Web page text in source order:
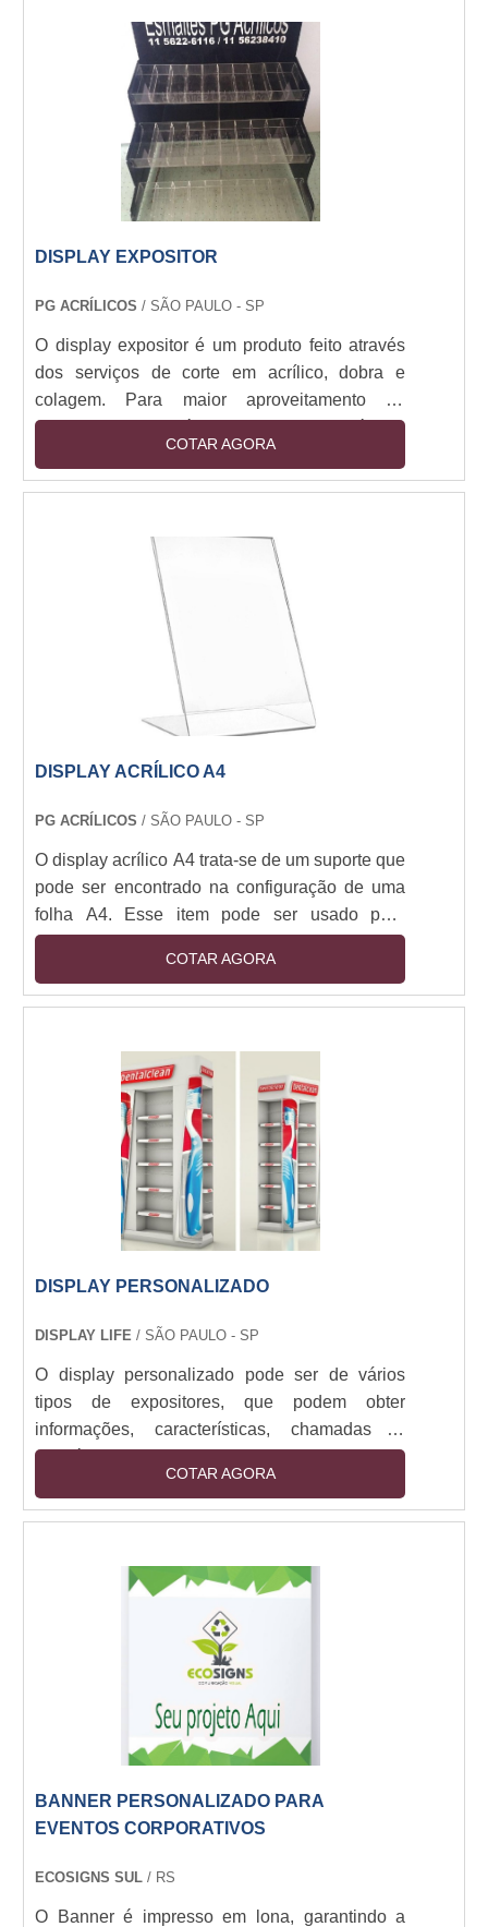
recepções, divulgações internas e externas.
Alta durabilidade, visual impactante, fácil
instalação. Cores vivas, prazo ágil, acabamento
reforçado para maior resistência.
DISPLAY EXPOSITOR
PG ACRÍLICOS / SÃO PAULO - SP
O display expositor é um produto feito através
dos serviços de corte em acrílico, dobra e
colagem. Para maior aproveitamento de
material, o corte é feito a laser através de
máquinas modernas, assim como, no serviço
de colagem do material, são usadas colas
informativo é destinado a lojas, clínicas,
shoppings, hospitais entre outros. A escolha por
este display é o fato dele ser uma peça simples,
COTAR AGORA
DISPLAY ACRÍLICO A4
PG ACRÍLICOS / SÃO PAULO - SP
O display acrílico A4 trata-se de um suporte que
pode ser encontrado na configuração de uma
folha A4. Esse item pode ser usado para
divulgação de materiais de comunicação
interna e externa, como divulgação de serviços,
comunicados, avisos e datas. Esse tipo de
como mesas, balcões, recepções, hospitais,
elevadores e quadros de avisos, ou então
instalado em paredes. Quando usado em
paredes, o display ....
COTAR AGORA
DISPLAY PERSONALIZADO
DISPLAY LIFE / SÃO PAULO - SP
O display personalizado pode ser de vários
tipos de expositores, que podem obter
informações, características, chamadas e,
também, promoções e campanhas de produtos
e serviços. Esses displays podem ser
interativos, itinerantes iluminados e fabricados
lugares: Chão, Balcão, Parede, Carona, Leds,
Entre outros. Os principais objetivos deste
display Os displays personalizados são
eficientes expositores e....
COTAR AGORA
BANNER PERSONALIZADO PARA
EVENTOS CORPORATIVOS
ECOSIGNS SUL / RS
O Banner é impresso em lona, garantindo a